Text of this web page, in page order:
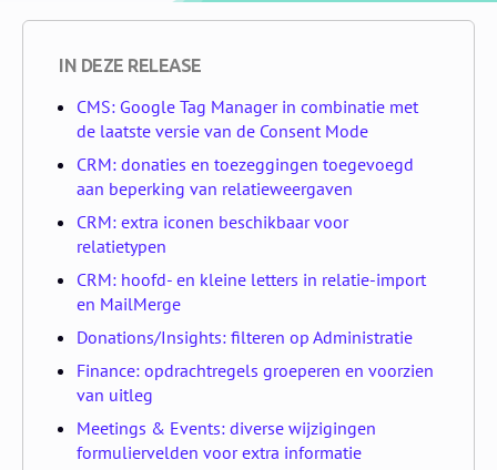
IN DEZE RELEASE
CMS: Google Tag Manager in combinatie met
de laatste versie van de Consent Mode
CRM: donaties en toezeggingen toegevoegd
aan beperking van relatieweergaven
CRM: extra iconen beschikbaar voor
relatietypen
CRM: hoofd- en kleine letters in relatie-import
en MailMerge
Donations/Insights: filteren op Administratie
Finance: opdrachtregels groeperen en voorzien
van uitleg
Meetings & Events: diverse wijzigingen
formuliervelden voor extra informatie